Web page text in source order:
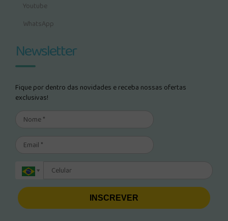
Youtube
WhatsApp
Newsletter
Fique por dentro das novidades e receba nossas ofertas
exclusivas!
INSCREVER